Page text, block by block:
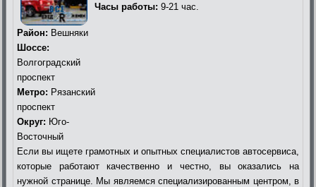
Часы работы: 9-21 час.
Район: Вешняки
Шоссе:
Волгоградский
проспект
Метро: Рязанский
проспект
Округ: Юго-
Восточный
Если вы ищете грамотных и опытных специалистов автосервиса,
которые работают качественно и честно, вы оказались на
нужной странице. Мы являемся специализированным центром, в